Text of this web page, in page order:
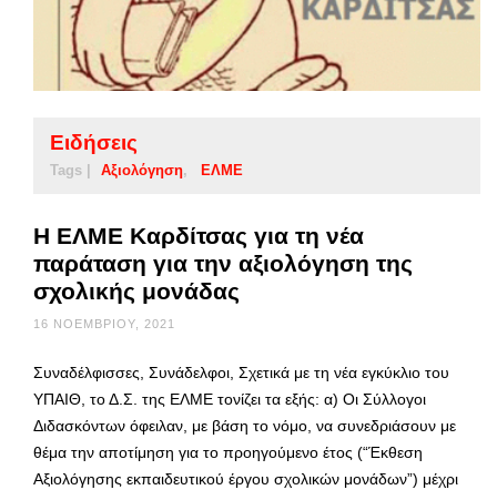
Ειδήσεις
Tags | Αξιολόγηση ΕΛΜΕ
Η ΕΛΜΕ Καρδίτσας για τη νέα
παράταση για την αξιολόγηση της
σχολικής μονάδας
16 ΝΟΕΜΒΡΊΟΥ, 2021
Συναδέλφισσες, Συνάδελφοι, Σχετικά με τη νέα εγκύκλιο του
ΥΠΑΙΘ, το Δ.Σ. της ΕΛΜΕ τονίζει τα εξής: α) Οι Σύλλογοι
Διδασκόντων όφειλαν, με βάση το νόμο, να συνεδριάσουν με
θέμα την αποτίμηση για το προηγούμενο έτος (“Έκθεση
Αξιολόγησης εκπαιδευτικού έργου σχολικών μονάδων”) μέχρι